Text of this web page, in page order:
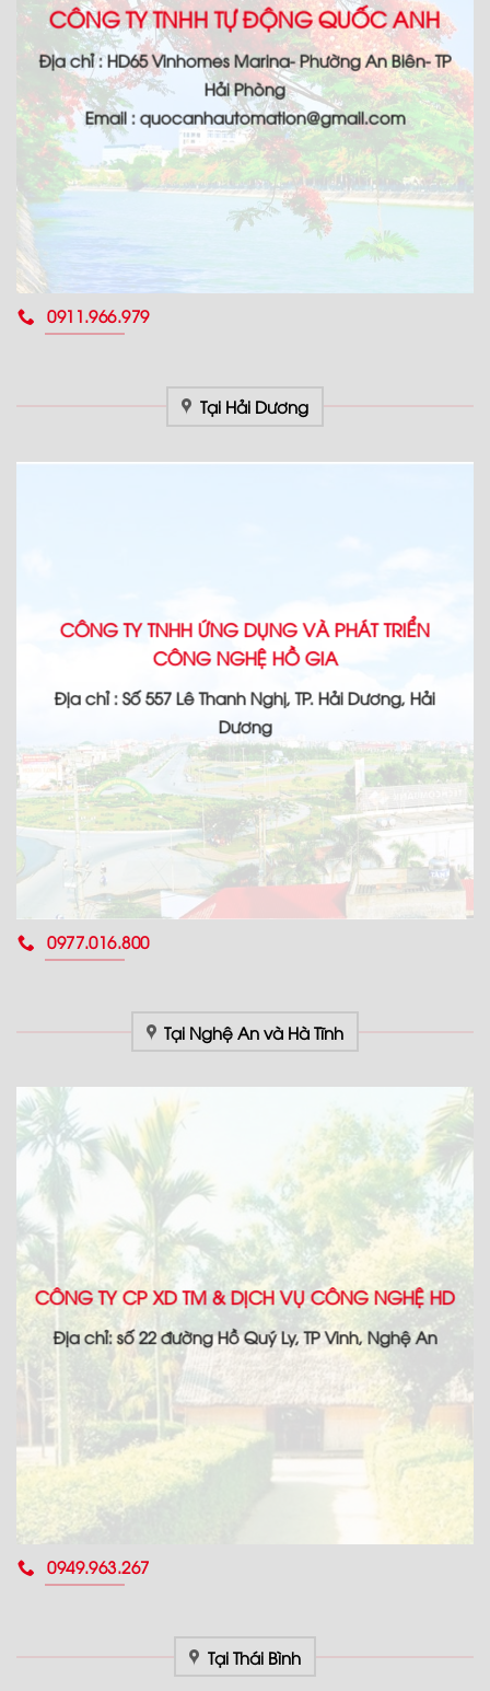
CÔNG TY TNHH TỰ ĐỘNG QUỐC ANH
Địa chỉ : HD65 Vinhomes Marina- Phường An Biên- TP
Hải Phòng
Email : quocanhautomation@gmail.com
0911.966.979
Tại Hải Dương
CÔNG TY TNHH ỨNG DỤNG VÀ PHÁT TRIỂN
CÔNG NGHỆ HỒ GIA
Địa chỉ : Số 557 Lê Thanh Nghị, TP. Hải Dương, Hải
Dương
0977.016.800
Tại Nghệ An và Hà Tĩnh
CÔNG TY CP XD TM & DỊCH VỤ CÔNG NGHỆ HD
Địa chỉ: số 22 đường Hồ Quý Ly, TP Vinh, Nghệ An
0949.963.267
Tại Thái Bình